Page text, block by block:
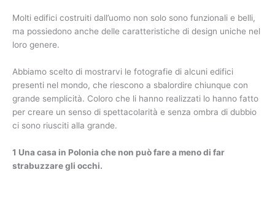
Molti edifici costruiti dall’uomo non solo sono funzionali e belli,
ma possiedono anche delle caratteristiche di design uniche nel
loro genere.
Abbiamo scelto di mostrarvi le fotografie di alcuni edifici
presenti nel mondo, che riescono a sbalordire chiunque con
grande semplicità. Coloro che li hanno realizzati lo hanno fatto
per creare un senso di spettacolarità e senza ombra di dubbio
ci sono riusciti alla grande.
1 Una casa in Polonia che non può fare a meno di far
strabuzzare gli occhi.